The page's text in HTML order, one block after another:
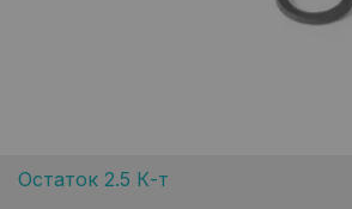
Остаток 2.5 К-т